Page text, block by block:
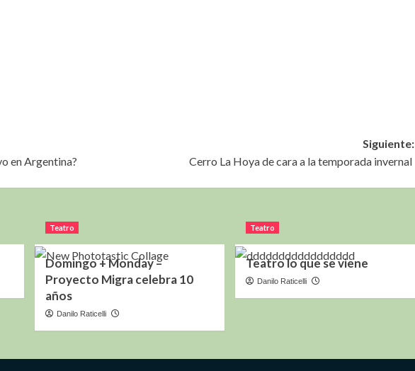
en Argentina?
Siguiente:
Cerro La Hoya de cara a la temporada invernal
Teatro
Domingo + Monday –
Proyecto Migra celebra 10
años
Danilo Raticelli
Teatro
Teatro lo que se viene
Danilo Raticelli